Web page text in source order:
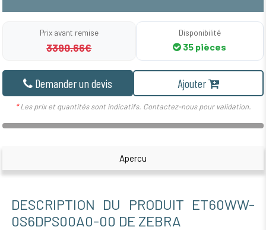
Prix avant remise
3390.66€
Disponibilité
35 pièces
Demander un devis Ajouter
*Les prix et quantités sont indicatifs. Contactez-nous pour validation.
Apercu
DESCRIPTION DU PRODUIT ET60WW-
0S6DPS00A0-00 DE ZEBRA